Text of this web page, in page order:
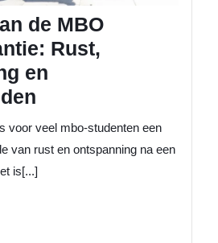
de MBO
Rust,
en
voor veel mbo-studenten een
van rust en ontspanning na een
is[...]